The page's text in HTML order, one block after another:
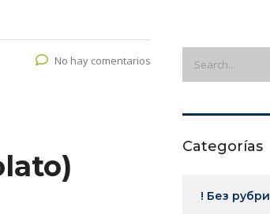
No hay comentarios
Categorías
! Без